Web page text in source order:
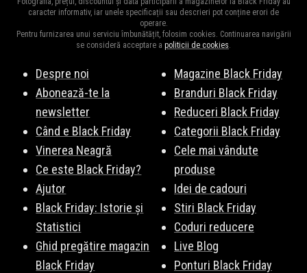
oferi în dar, astfel încât să-i impresionezi și să-i faci mândri că
ți-au botezat minunea.
iar noi vrem să-ți arătăm asta. Ți-am pregătit cele mai frumoase,
inedite și inspirate magazine online în care vei găsi garantat
cadoul pe care îl cauți. Dă click și descoperă magazinul destinat
botez. Principalele magazine recomandate sunt:Notino,
ANSWEAR.,Noriel,evoMAG Nichiduta, și multe altele.
Vezi lista completă
caracter informativ, iar unele specificații sau descrieri pot conține erori de
operare.
Pentru furnizarea unui serviciu îmbunătățit, folosim cookies. Continuarea navigării
se consideră acceptare a politicii de cookies.
Despre noi
Abonează-te la
newsletter
Când e Black Friday
Vinerea Neagră
Ce este Black Friday?
Ajutor
Black Friday: Istorie și
Statistici
Ghid pregătire magazin
Black Friday
Magazine Black Friday
Branduri Black Friday
Reduceri Black Friday
Categorii Black Friday
Cele mai vândute
produse
Idei de cadouri
Stiri Black Friday
Coduri reducere
Live Blog
Ponturi Black Friday